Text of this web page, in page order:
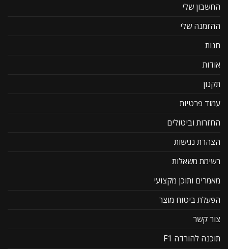
החשבון שלי
ההזמנה שלי
חנות
אודות
תקנון
עמוד פרטיות
החזרות וביטולים
הצהרת נגישות
רשימת משאלות
מאמרים ותוכן מקצועי
הפעלת ביטוח מוצר
צור קשר
תוכנה להורדה F1